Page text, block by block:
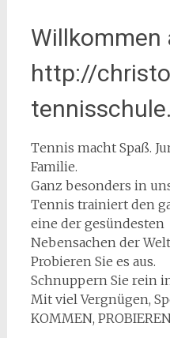
Willkommen
http://
Tennis macht Spaß.
Familie.
Ganz besonders in
Tennis trainiert den
eine der gesündesten
Nebensachen der
Probieren Sie es aus.
Schnuppern Sie rein
Mit viel Vergnügen,
KOMMEN,